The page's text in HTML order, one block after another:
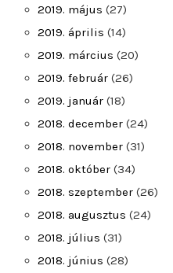
2019. május (27)
2019. április (14)
2019. március (20)
2019. február (26)
2019. január (18)
2018. december (24)
2018. november (31)
2018. október (34)
2018. szeptember (26)
2018. augusztus (24)
2018. július (31)
2018. június (28)